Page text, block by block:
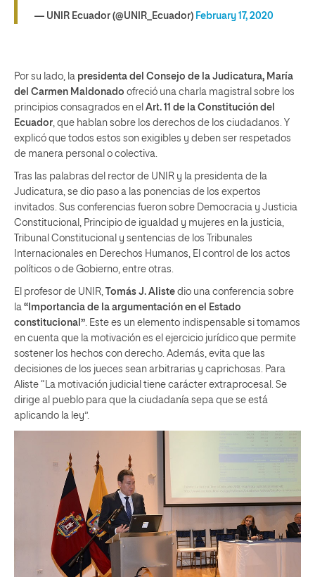
— UNIR Ecuador (@UNIR_Ecuador) February 17, 2020
Por su lado, la presidenta del Consejo de la Judicatura, María
del Carmen Maldonado ofreció una charla magistral sobre los
principios consagrados en el Art. 11 de la Constitución del
Ecuador, que hablan sobre los derechos de los ciudadanos. Y
explicó que todos estos son exigibles y deben ser respetados
de manera personal o colectiva.
Tras las palabras del rector de UNIR y la presidenta de la
Judicatura, se dio paso a las ponencias de los expertos
invitados. Sus conferencias fueron sobre Democracia y Justicia
Constitucional, Principio de igualdad y mujeres en la justicia,
Tribunal Constitucional y sentencias de los Tribunales
Internacionales en Derechos Humanos, El control de los actos
políticos o de Gobierno, entre otras.
El profesor de UNIR, Tomás J. Aliste dio una conferencia sobre
la “Importancia de la argumentación en el Estado
constitucional”. Este es un elemento indispensable si tomamos
en cuenta que la motivación es el ejercicio jurídico que permite
sostener los hechos con derecho. Además, evita que las
decisiones de los jueces sean arbitrarias y caprichosas. Para
Aliste “La motivación judicial tiene carácter extraprocesal. Se
dirige al pueblo para que la ciudadanía sepa que se está
aplicando la ley”.